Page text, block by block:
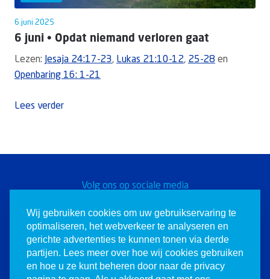
6 juni 2025
6 juni • Opdat niemand verloren gaat
Lezen: Jesaja 24:17-23, Lukas 21:10-12, 25-28 en
Openbaring 16: 1-21
Lees verder
Volg ons op sociale media
Word een Christen voor
Israël
Wij gebruiken cookies om uw gebruikservaring te
optimaliseren, het webverkeer te analyseren en
gerichte advertenties te kunnen tonen via derde
partijen. Lees meer over hoe wij cookies gebruiken
en hoe u ze kunt beheren door naar de privacy